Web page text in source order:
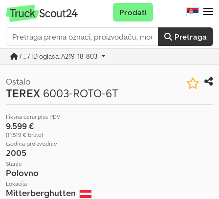
Pretraga
Prodati
/ ... / ID oglasa: A219-18-803
Ostalo
TEREX 6003-ROTO-6T
Fiksna cena plus PDV
9.599 €
(11.519 € bruto)
Godina proizvodnje
2005
Stanje
Polovno
Lokacija
Mitterberghutten